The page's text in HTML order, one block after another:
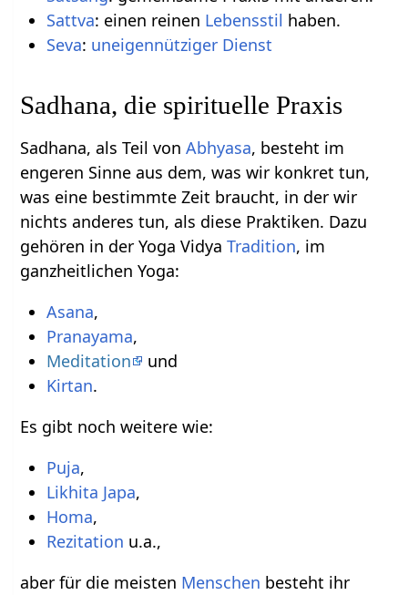
Sattva: einen reinen Lebensstil haben.
Seva: uneigennütziger Dienst
Sadhana, die spirituelle Praxis
Sadhana, als Teil vonAbhyasa, besteht im
engeren Sinne aus dem, was wir konkret tun,
was eine bestimmte Zeit braucht, in der wir
nichts anderes tun, als diese Praktiken. Dazu
gehören in der Yoga VidyaTradition, im
ganzheitlichen Yoga:
Asana,
Pranayama,
Meditation
und
Kirtan.
Es gibt noch weitere wie:
Puja,
Likhita Japa,
Homa,
Rezitation u.a.,
aber für die meisten Menschen besteht ihr